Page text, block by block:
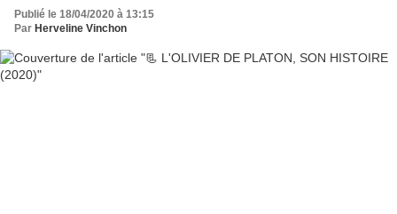
Publié le 18/04/2020 à 13:15
Par Herveline Vinchon